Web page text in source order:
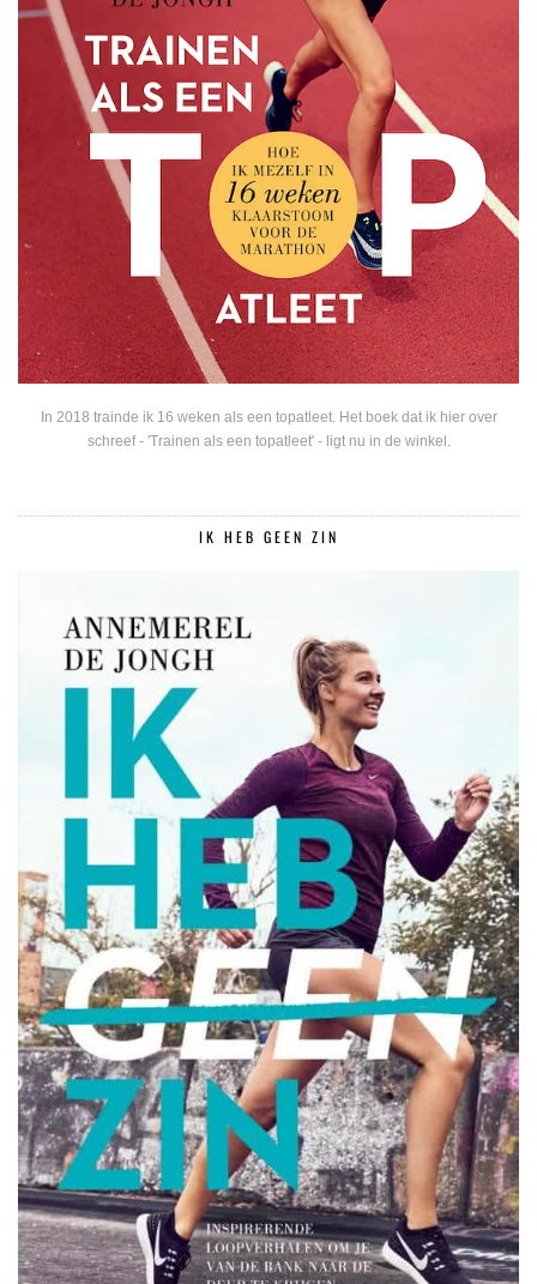
In 2018 trainde ik 16 weken als een topatleet. Het boek dat ik hier over
schreef - 'Trainen als een topatleet' - ligt nu in de winkel.
IK HEB GEEN ZIN